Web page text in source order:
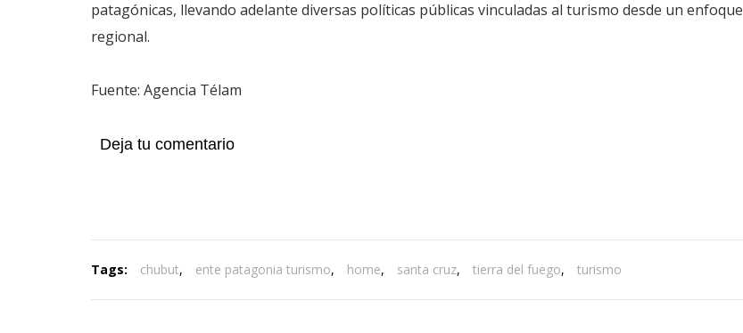
patagónicas, llevando adelante diversas políticas públicas vinculadas al turismo desde un enfoque
regional.
Fuente: Agencia Télam
Deja tu comentario
Tags: chubut, ente patagonia turismo, home, santa cruz, tierra del fuego, turismo